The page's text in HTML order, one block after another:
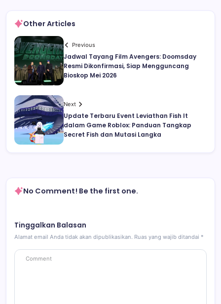
Other Articles
Previous
Jadwal Tayang Film Avengers: Doomsday
Resmi Dikonfirmasi, Siap Mengguncang
Bioskop Mei 2026
Next
Update Terbaru Event Leviathan Fish It
dalam Game Roblox: Panduan Tangkap
Secret Fish dan Mutasi Langka
No Comment! Be the first one.
Tinggalkan Balasan
Alamat email Anda tidak akan dipublikasikan. Ruas yang wajib ditandai *